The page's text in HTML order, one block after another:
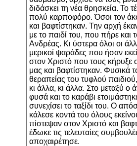
διδάσκει τη νέα θρησκεία. Το
πολύ καρποφόρο. Όσοι τον
και βαφτίστηκαν. Την αρχή
με το παιδί του, που πήρε και
Ανδρέας. Κι ύστερα όλοι οι
μερικοί ψαράδες που ήσαν
στον Χριστό που τους κήρυξε
μας και βαφτίστηκαν. Φυσικά
θεραπείας του τυφλού
κι άλλα, κι άλλα. Στο μεταξύ ο
φυσά και το καράβι
συνεχίσει το ταξίδι του. Ο
κάλεσε κοντά του όλους
πίστεψαν στον Χριστό και
έδωκε τις τελευταίες
αποχαιρέτησε.